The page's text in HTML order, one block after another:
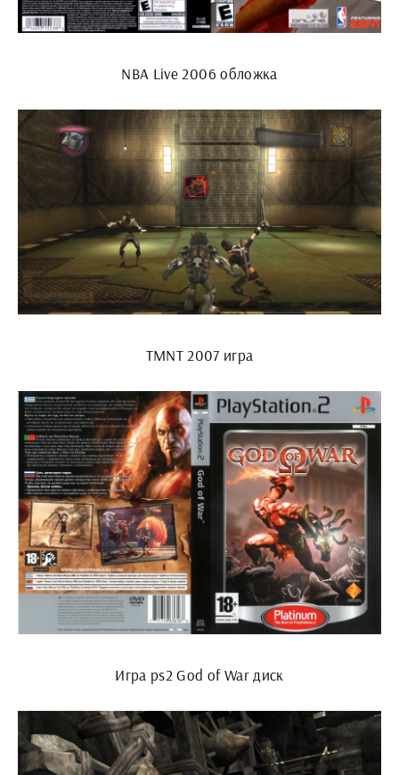
NBA Live 2006 обложка
TMNT 2007 игра
Игра ps2 God of War диск